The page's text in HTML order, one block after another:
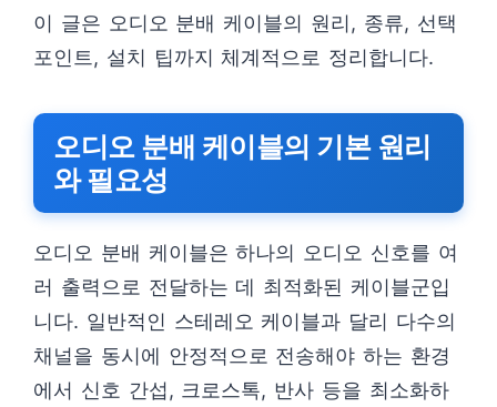
이 글은 오디오 분배 케이블의 원리, 종류, 선택
포인트, 설치 팁까지 체계적으로 정리합니다.
오디오 분배 케이블의 기본 원리
와 필요성
오디오 분배 케이블은 하나의 오디오 신호를 여
러 출력으로 전달하는 데 최적화된 케이블군입
니다. 일반적인 스테레오 케이블과 달리 다수의
채널을 동시에 안정적으로 전송해야 하는 환경
에서 신호 간섭, 크로스톡, 반사 등을 최소화하